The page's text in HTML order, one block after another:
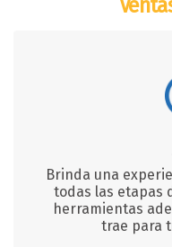
Brinda una
todas las etapas
herramientas
trae para